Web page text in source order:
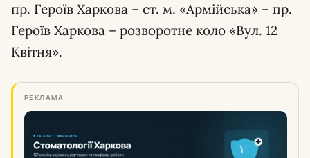
пр. Героїв Харкова – ст. м. «Армійська» – пр.
Героїв Харкова – розворотне коло «Вул. 12
Квітня».
РЕКЛАМА